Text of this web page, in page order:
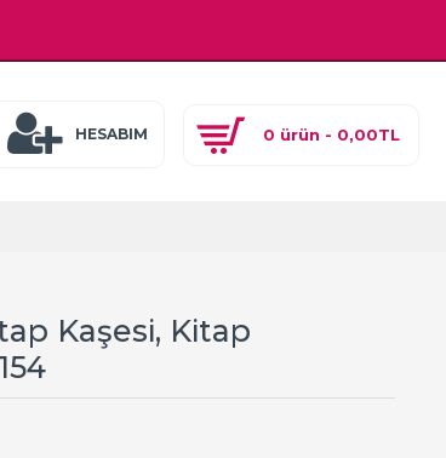
HESABIM 0 ürün - 0,00TL
Kaşesi, Kitap